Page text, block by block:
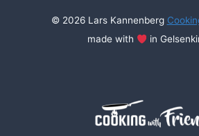
© 2026 Lars Kannenberg
made with
in